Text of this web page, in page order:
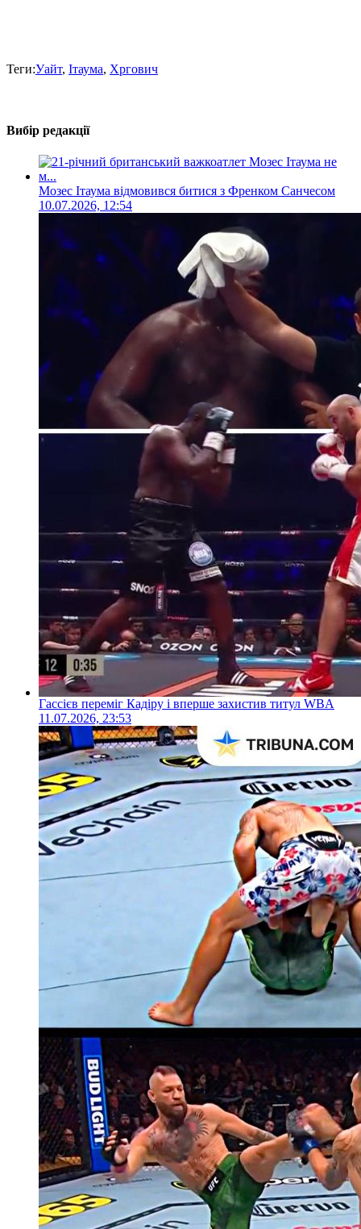
Теги:Уайт, Ітаума, Хргович
Вибір редакції
Мозес Ітаума відмовився битися з Френком Санчесом
10.07.2026, 12:54
Гассієв переміг Кадіру і вперше захистив титул WBA
11.07.2026, 23:53